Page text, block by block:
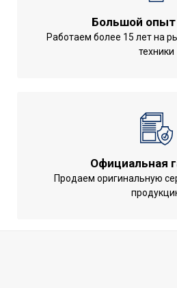
Режим осушения
Макс. производительность
Потребляемая мощность в
режиме нагрева
Пульт управления в
Большой
Работаем более 15 лет на
техники
Официальная
Продаем оригинальную